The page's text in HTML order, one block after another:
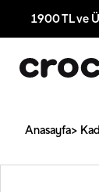
1900 TL ve
Anasayfa